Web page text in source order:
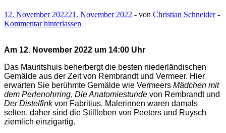
12. November 202221. November 2022 - von Christian Schneider-
Kommentar hinterlassen
Am 12. November 2022 um 14:00 Uhr
Das Mauritshuis beherbergt die besten niederländischen
Gemälde aus der Zeit von Rembrandt und Vermeer. Hier
erwarten Sie berühmte Gemälde wie Vermeers Mädchen mit
dem Perlenohrring, Die Anatomiestunde von Rembrandt und
Der Distelfinkvon Fabritius. Malerinnen waren damals
selten, daher sind die Stillleben von Peeters und Ruysch
ziemlich einzigartig.